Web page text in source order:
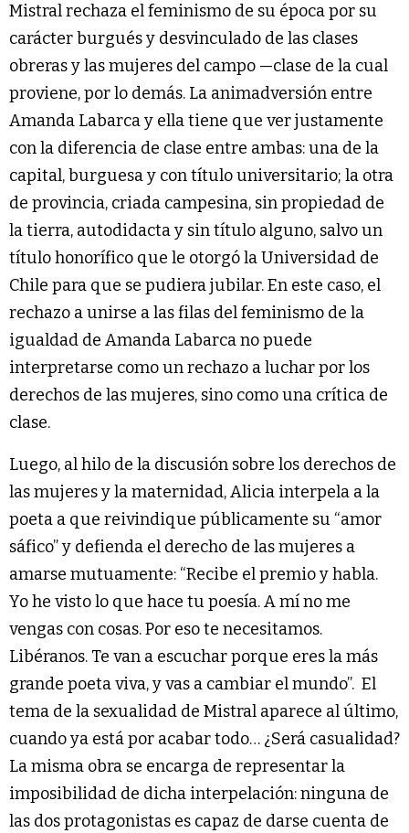
Mistral rechaza el feminismo de su época por su
carácter burgués y desvinculado de las clases
obreras y las mujeres del campo —clase de la cual
proviene, por lo demás. La animadversión entre
Amanda Labarca y ella tiene que ver justamente
con la diferencia de clase entre ambas: una de la
capital, burguesa y con título universitario; la otra
de provincia, criada campesina, sin propiedad de
la tierra, autodidacta y sin título alguno, salvo un
título honorífico que le otorgó la Universidad de
Chile para que se pudiera jubilar. En este caso, el
rechazo a unirse a las filas del feminismo de la
igualdad de Amanda Labarca no puede
interpretarse como un rechazo a luchar por los
derechos de las mujeres, sino como una crítica de
clase.
Luego, al hilo de la discusión sobre los derechos de
las mujeres y la maternidad, Alicia interpela a la
poeta a que reivindique públicamente su “amor
sáfico” y defienda el derecho de las mujeres a
amarse mutuamente: “Recibe el premio y habla.
Yo he visto lo que hace tu poesía. A mí no me
vengas con cosas. Por eso te necesitamos.
Libéranos. Te van a escuchar porque eres la más
grande poeta viva, y vas a cambiar el mundo”. El
tema de la sexualidad de Mistral aparece al último,
cuando ya está por acabar todo… ¿Será casualidad?
La misma obra se encarga de representar la
imposibilidad de dicha interpelación: ninguna de
las dos protagonistas es capaz de darse cuenta de